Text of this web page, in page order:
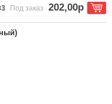
Под заказ 202,00р